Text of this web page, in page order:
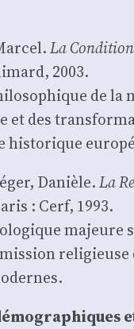
La
2003.
de la
et des
his­to­rique
Danièle.La
: Cerf, 1993.
majeure
reli­gieuse